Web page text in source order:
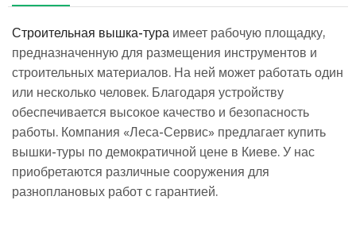
Строительная вышка-тура имеет рабочую площадку,
предназначенную для размещения инструментов и
строительных материалов. На ней может работать один
или несколько человек. Благодаря устройству
обеспечивается высокое качество и безопасность
работы. Компания «Леса-Сервис» предлагает купить
вышки-туры по демократичной цене в Киеве. У нас
приобретаются различные сооружения для
разноплановых работ с гарантией.